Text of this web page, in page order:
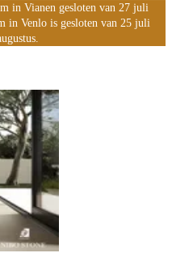
in Vianen gesloten van 27 juli
in Venlo is gesloten van 25 juli